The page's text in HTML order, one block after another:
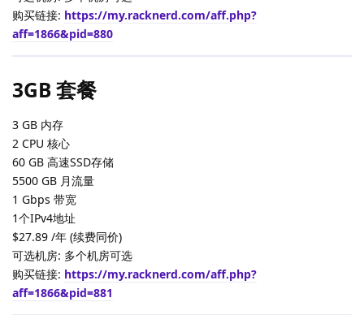
购买链接: https://my.racknerd.com/aff.php?
aff=1866&pid=880
3GB 套餐
3 GB 内存
2 CPU 核心
60 GB 高速SSD存储
5500 GB 月流量
1 Gbps 带宽
1个IPv4地址
$27.89 /年 (续费同价)
可选机房: 多个机房可选
购买链接: https://my.racknerd.com/aff.php?
aff=1866&pid=881